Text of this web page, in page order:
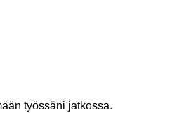
työssäni jatkossa.